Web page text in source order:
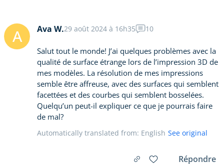
A Ava W.29 août 2024 à 16h35 10
Salut tout le monde! J’ai quelques problèmes avec la
qualité de surface étrange lors de l’impression 3D de
mes modèles. La résolution de mes impressions
semble être affreuse, avec des surfaces qui semblent
facettées et des courbes qui semblent bosselées.
Quelqu’un peut-il expliquer ce que je pourrais faire
de mal?
Automatically translated from: English See original
Répondre